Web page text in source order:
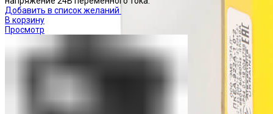
Добавить в список желаний
В корзину
Просмотр